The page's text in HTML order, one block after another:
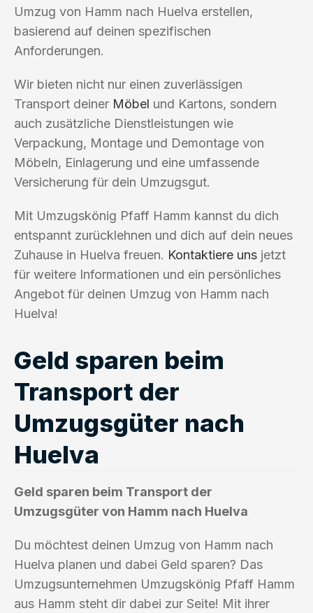
Umzug von Hamm nach Huelva erstellen,
basierend auf deinen spezifischen
Anforderungen.
Wir bieten nicht nur einen zuverlässigen
Transport deiner Möbel und Kartons, sondern
auch zusätzliche Dienstleistungen wie
Verpackung, Montage und Demontage von
Möbeln, Einlagerung und eine umfassende
Versicherung für dein Umzugsgut.
Mit Umzugskönig Pfaff Hamm kannst du dich
entspannt zurücklehnen und dich auf dein neues
Zuhause in Huelva freuen. Kontaktiere uns jetzt
für weitere Informationen und ein persönliches
Angebot für deinen Umzug von Hamm nach
Huelva!
Geld sparen beim
Transport der
Umzugsgüter nach
Huelva
Geld sparen beim Transport der
Umzugsgüter von Hamm nach Huelva
Du möchtest deinen Umzug von Hamm nach
Huelva planen und dabei Geld sparen? Das
Umzugsunternehmen Umzugskönig Pfaff Hamm
aus Hamm steht dir dabei zur Seite! Mit ihrer